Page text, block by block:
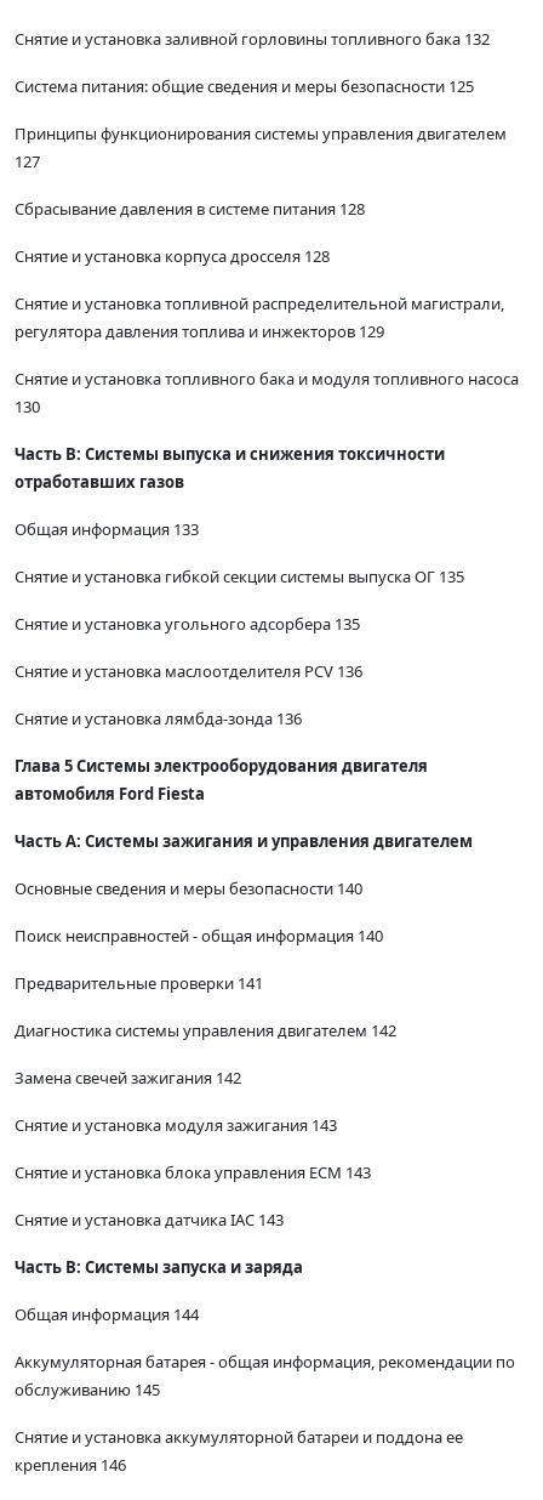
Снятие и установка заливной горловины топливного бака 132
Система питания: общие сведения и меры безопасности 125
Принципы функционирования системы управления двигателем
127
Сбрасывание давления в системе питания 128
Снятие и установка корпуса дросселя 128
Снятие и установка топливной распределительной магистрали,
регулятора давления топлива и инжекторов 129
Снятие и установка топливного бака и модуля топливного насоса
130
Часть В: Системы выпуска и снижения токсичности
отработавших газов
Общая информация 133
Снятие и установка гибкой секции системы выпуска ОГ 135
Снятие и установка угольного адсорбера 135
Снятие и установка маслоотделителя PCV 136
Снятие и установка лямбда-зонда 136
Глава 5 Системы электрооборудования двигателя
автомобиля Ford Fiesta
Часть А: Системы зажигания и управления двигателем
Основные сведения и меры безопасности 140
Поиск неисправностей - общая информация 140
Предварительные проверки 141
Диагностика системы управления двигателем 142
Замена свечей зажигания 142
Снятие и установка модуля зажигания 143
Снятие и установка блока управления ЕСМ 143
Снятие и установка датчика IAC 143
Часть В: Системы запуска и заряда
Общая информация 144
Аккумуляторная батарея - общая информация, рекомендации по
обслуживанию 145
Снятие и установка аккумуляторной батареи и поддона ее
крепления 146